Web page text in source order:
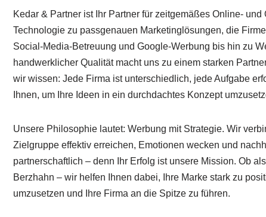
Kedar & Partner ist Ihr Partner für zeitgemäßes Online-
Technologie zu passgenauen Marketinglösungen, die
Social-Media-Betreuung und Google-Werbung bis hin zu
handwerklicher Qualität macht uns zu einem starken
wir wissen: Jede Firma ist unterschiedlich, jede Aufgabe
Ihnen, um Ihre Ideen in ein durchdachtes Konzept
Unsere Philosophie lautet: Werbung mit Strategie. Wir
Zielgruppe effektiv erreichen, Emotionen wecken und
partnerschaftlich – denn Ihr Erfolg ist unsere Mission. Ob
Berzhahn – wir helfen Ihnen dabei, Ihre Marke stark zu
umzusetzen und Ihre Firma an die Spitze zu führen.